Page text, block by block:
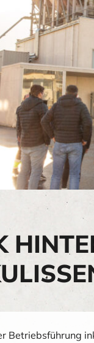
Betriebsführung